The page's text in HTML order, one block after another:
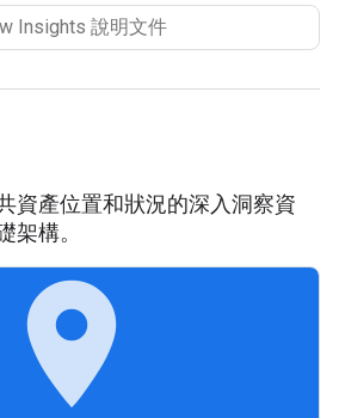
資產位置和狀況的深入洞察資
架構。
place